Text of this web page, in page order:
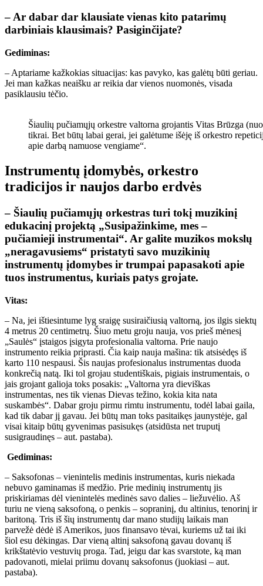
– Ar dabar dar klausiate vienas kito patarimų
darbiniais klausimais? Pasiginčijate?
Gediminas:
– Aptariame kažkokias situacijas: kas pavyko, kas galėtų būti geriau.
Jei man kažkas neaišku ar reikia dar vienos nuomonės, visada
pasiklausiu tėčio.
Šiaulių pučiamųjų orkestre valtorna grojantis Vitas Brūzga
tikrai. Bet būtų labai gerai, jei galėtume išėję iš orkestro
apie darbą namuose vengiame“.
Instrumentų įdomybės, orkestro
tradicijos ir naujos darbo erdvės
– Šiaulių pučiamųjų orkestras turi tokį muzikinį
edukacinį projektą „Susipažinkime, mes –
pučiamieji instrumentai“. Ar galite muzikos mokslų
„neragavusiems“ pristatyti savo muzikinių
instrumentų įdomybes ir trumpai papasakoti apie
tuos instrumentus, kuriais patys grojate.
Vitas:
– Na, jei ištiesintume lyg sraigę susiraičiusią valtorną, jos ilgis siektų
4 metrus 20 centimetrų. Šiuo metu groju nauja, vos prieš mėnesį
„Saulės“ įstaigos įsigyta profesionalia valtorna. Prie naujo
instrumento reikia priprasti. Čia kaip nauja mašina: tik atsisėdęs iš
karto 110 nespausi. Šis naujas profesionalus instrumentas duoda
konkrečią natą. Iki tol grojau studentiškais, pigiais instrumentais, o
jais grojant galioja toks posakis: „Valtorna yra dieviškas
instrumentas, nes tik vienas Dievas težino, kokia kita nata
suskambės“. Dabar groju pirmu rimtu instrumentu, todėl labai gaila,
kad tik dabar jį gavau. Jei būtų man toks pasitaikęs jaunystėje, gal
visai kitaip būtų gyvenimas pasisukęs (atsidūsta net truputį
susigraudinęs – aut. pastaba).
Gediminas:
– Saksofonas – vienintelis medinis instrumentas, kuris niekada
nebuvo gaminamas iš medžio. Prie medinių instrumentų jis
priskiriamas dėl vienintelės medinės savo dalies – liežuvėlio. Aš
turiu ne vieną saksofoną, o penkis – sopraninį, du altinius, tenorinį ir
baritoną. Tris iš šių instrumentų dar mano studijų laikais man
parvežė dėdė iš Amerikos, juos finansavo tėvai, kuriems už tai iki
šiol esu dėkingas. Dar vieną altinį saksofoną gavau dovanų iš
krikštatėvio vestuvių proga. Tad, jeigu dar kas svarstote, ką man
padovanoti, mielai priimu dovanų saksofonus (juokiasi – aut.
pastaba).